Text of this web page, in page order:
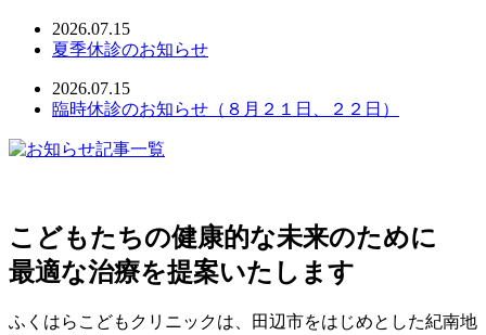
2026.07.15
夏季休診のお知らせ
2026.07.15
臨時休診のお知らせ（８月２１日、２２日）
こどもたちの健康的な未来のために
最適な治療を提案いたします
ふくはらこどもクリニックは、田辺市をはじめとした紀南地